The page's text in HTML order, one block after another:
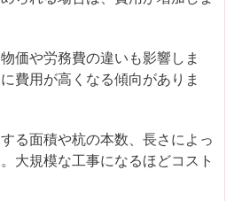
価や労務費の違いも影響しま
費用が高くなる傾向がありま
る面積や杭の本数、長さによっ
大規模な工事になるほどコスト